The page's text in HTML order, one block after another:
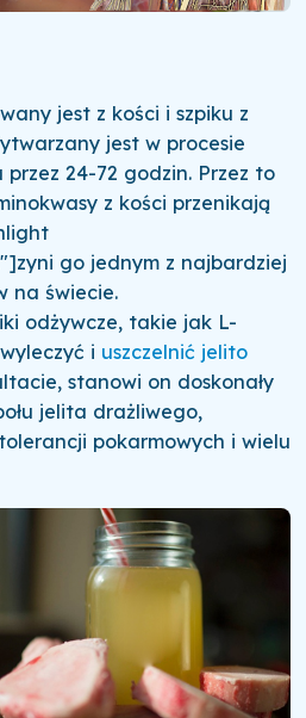
jest z kości i szpiku z
jest w procesie
24-72 godzin. Przez to
z kości przenikają
go jednym z najbardziej
na świecie.
odżywcze, takie jak L-
i uszczelnić jelito
stanowi on doskonały
jelita drażliwego,
pokarmowych i wielu